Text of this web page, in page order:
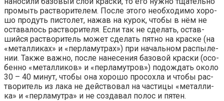
про­мыть рас­тво­ри­те­лем. После это­го необ­хо­ди­мо хоро­
шо про­дуть писто­лет, нажав на курок, что­бы в нём не
оста­ва­лось рас­тво­ри­те­ля. Если так не сде­лать, остав­
ший­ся рас­тво­ри­тель может сде­лать пят­но на крас­ке (на
«метал­ли­ках» и «пер­ла­мут­рах») при началь­ном рас­пы­ле­
нии. Так­же важ­но, после нане­се­ния базо­вой крас­ки (осо­
бен­но «метал­ли­ков» и «пер­ла­мут­ров») подо­ждать око­ло
30 – 40 минут, что­бы она хоро­шо про­сох­ла и что­бы рас­
тво­ри­тель из лака не дей­ство­вал на части­цы «метал­ли­
ка» и «пер­ла­мут­ра» и не созда­вал полос и пятен.